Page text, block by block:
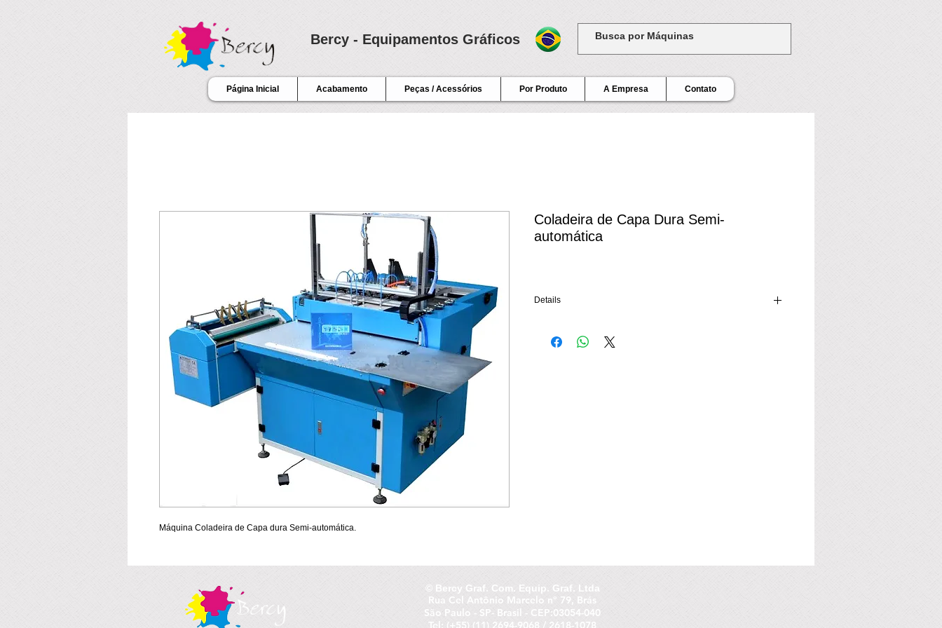
Bercy - Equipamentos Gráficos
Página Inicial Acabamento Peças / Acessórios Por Produto A Empresa Contato
Máquina Coladeira de Capa dura Semi-automática.
Coladeira de Capa Dura Semi-
automática
Details
Formato mínimo : 120 X 120 mm
© ​Bercy Graf. Com. Equip. Graf. Ltda
Rua Cel Antônio Marcelo nº 79, Brás
São Paulo - SP- Brasil - CEP:03054-040
Tel: (+55) (11) 2694-9068 / 2618-1078